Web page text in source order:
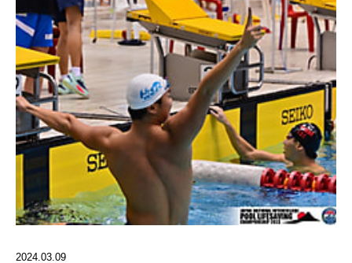
2024.03.09